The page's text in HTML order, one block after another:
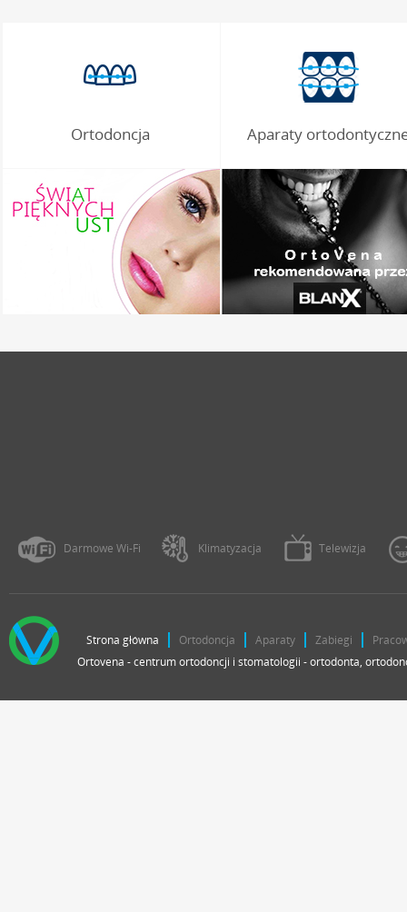
Ortodoncja Aparaty
Darmowe Wi-Fi Klimatyzacja Telewizja
Strona główna Ortodoncja Aparaty Zabiegi
Ortovena - centrum ortodoncji i stomatologii - ortodonta,